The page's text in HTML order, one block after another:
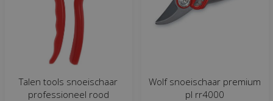
Talen tools snoeischaar
professioneel rood
Wolf snoeischaar premium
pl rr4000